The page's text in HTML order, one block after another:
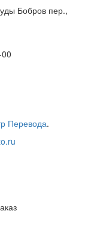
Бобров пер.,
Перевода.